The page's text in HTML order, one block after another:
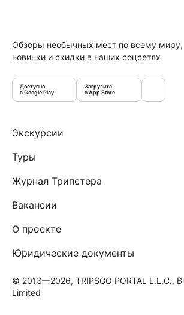
Обзоры необычных мест по всему миру,
новинки и скидки в наших соцсетях
Доступно
в Google Play
Загрузите
в App Store
Экскурсии
Туры
Журнал Трипстера
Вакансии
О проекте
Юридические документы
© 2013—2026, TRIPSGO PORTAL L.L.C.,
Limited